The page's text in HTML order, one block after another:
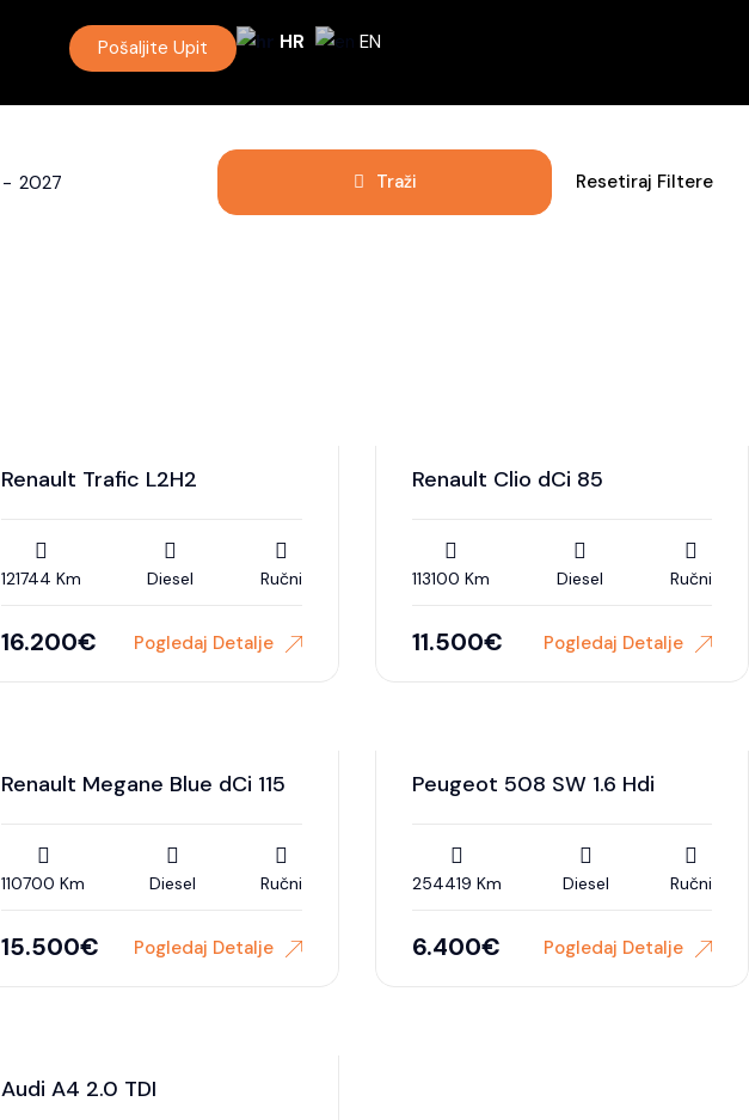
Pošaljite Upit HR EN
- 2027 Traži Resetiraj Filtere
Renault Trafic L2H2
121744 Km Diesel Ručni
16.200€ Pogledaj Detalje
Renault Clio dCi 85
113100 Km Diesel Ručni
11.500€ Pogledaj Detalje
Renault Megane Blue dCi 115
110700 Km Diesel Ručni
15.500€ Pogledaj Detalje
Peugeot 508 SW 1.6 Hdi
254419 Km Diesel Ručni
6.400€ Pogledaj Detalje
Audi A4 2.0 TDI